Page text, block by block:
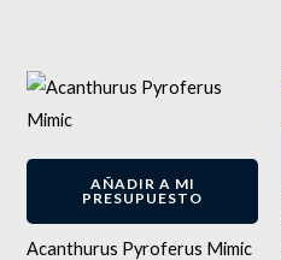
AÑADIR A MI
PRESUPUESTO
Acanthurus Pyroferus Mimic